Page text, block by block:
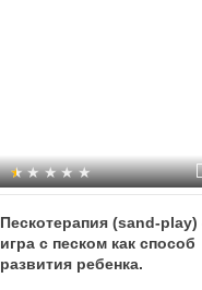
Пескотерапия (sand-play)
игра с песком как способ
развития ребенка.